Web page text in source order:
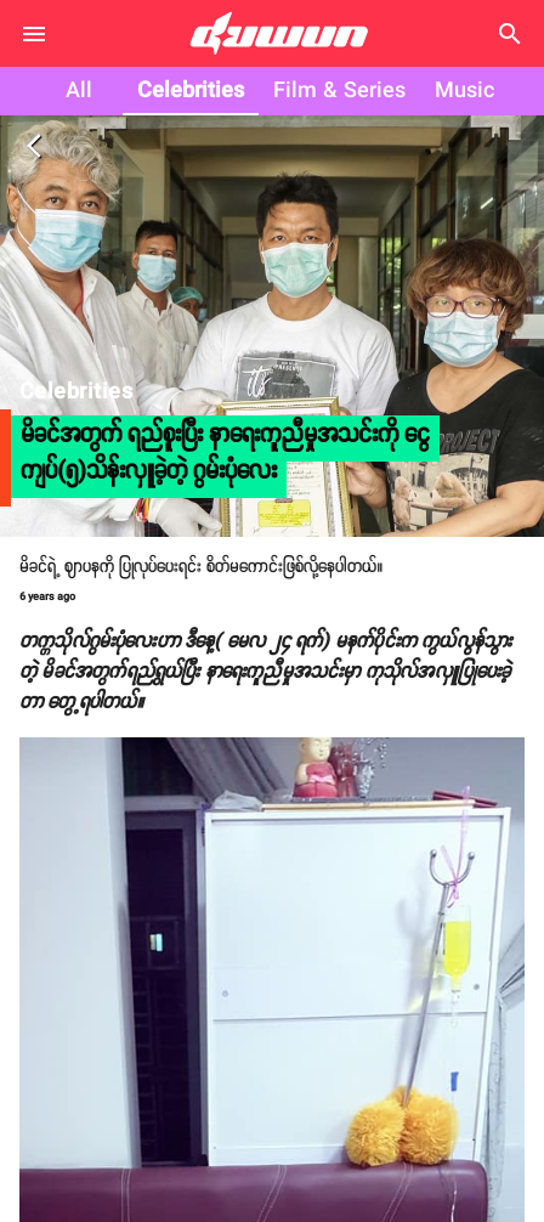
search
All Celebrities Film & Series Music
arrow_back_ios
Celebrities
မိခင်အတွက် ရည်စူးပြီး နာရေးကူညီမှုအသင်းကို ငွေ
ကျပ်(၅)သိန်းလှူခဲ့တဲ့ ဂွမ်းပုံလေး
မိခင်ရဲ့ ဈာပနကို ပြုလုပ်ပေးရင်း စိတ်မကောင်းဖြစ်လို့နေပါတယ်။
6 years ago
တက္ကသိုလ်ဂွမ်းပုံလေးဟာ ဒီနေ့( မေလ ၂၄ ရက်) မနက်ပိုင်းက ကွယ်လွန်သွား
တဲ့ မိခင်အတွက်ရည်ရွယ်ပြီး နာရေးကူညီမှုအသင်းမှာ ကုသိုလ်အလှူပြုပေးခဲ့
တာ တွေ့ရပါတယ်။